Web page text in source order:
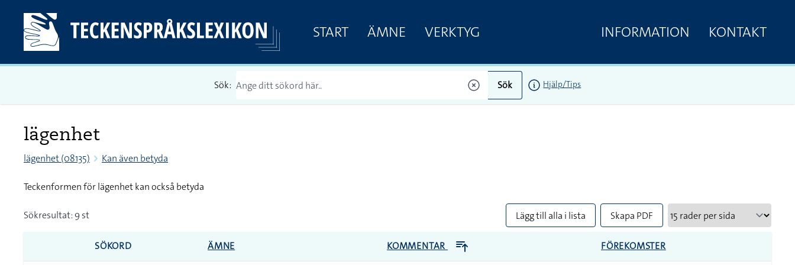
START ÄMNE VERKTYG INFORMATION KONTAKT
Sök: Sök Hjälp/Tips
lägenhet
lägenhet (08135) Kan även betyda
Teckenformen för lägenhet kan också betyda
Sökresultat: 9 st Lägg till alla i lista Skapa PDF
SÖKORD ÄMNE KOMMENTAR FÖREKOMSTER